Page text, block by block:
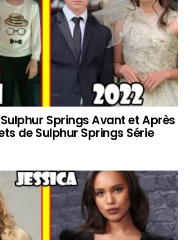
Springs Avant et Après
de Sulphur Springs Série